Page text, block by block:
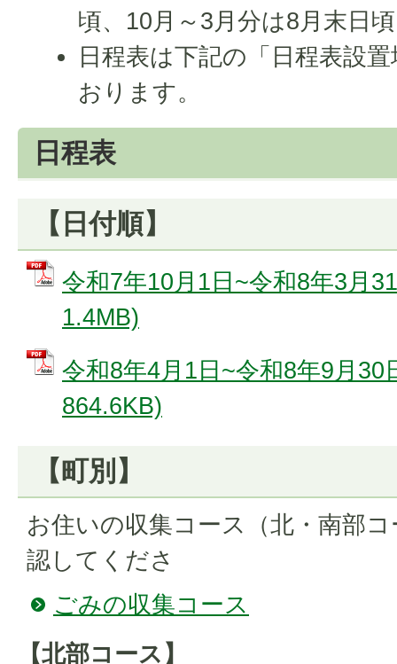
頃、10月～3月分は8月末日
日程表は下記の「日程表設
おります。
日程表
【日付順】
令和7年10月1日~令和8年3月
1.4MB)
令和8年4月1日~令和8年9月
864.6KB)
【町別】
お住いの収集コース（北・南部
認してくださ
ごみの収集コース
【北部コース】